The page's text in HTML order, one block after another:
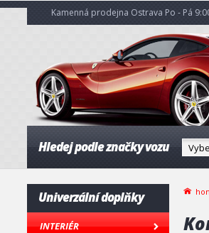
Kamenná prodejna Ostrava Po - Pá
Hledej podle značky vozu
Univerzální doplňky
INTERIÉR